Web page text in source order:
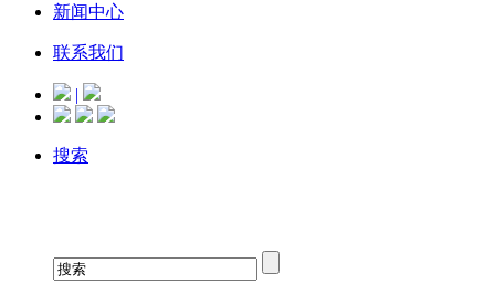
新闻中心
联系我们
|
搜索